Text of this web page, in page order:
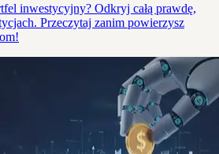
inwestycyjny? Odkryj całą prawdę,
Przeczytaj zanim powierzysz